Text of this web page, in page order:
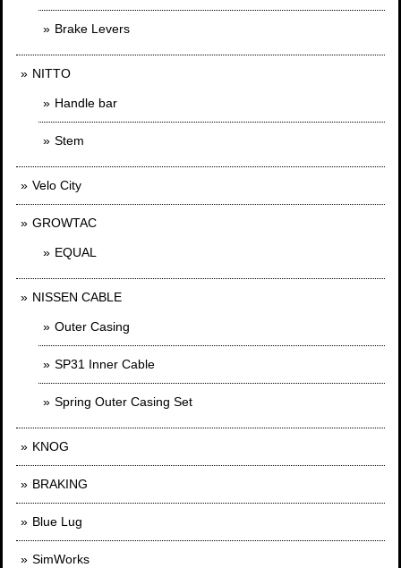
Brake Levers
NITTO
Handle bar
Stem
Velo City
GROWTAC
EQUAL
NISSEN CABLE
Outer Casing
SP31 Inner Cable
Spring Outer Casing Set
KNOG
BRAKING
Blue Lug
SimWorks